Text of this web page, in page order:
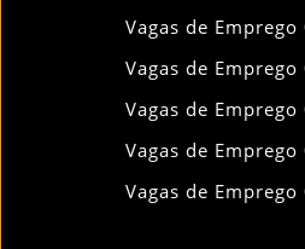
Vagas de
Vagas de
Vagas de
Vagas de
Vagas de